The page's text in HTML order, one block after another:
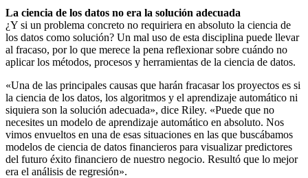
La ciencia de los datos no era la solución adecuada
¿Y si un problema concreto no requiriera en absoluto la ciencia de
los datos como solución? Un mal uso de esta disciplina puede llevar
al fracaso, por lo que merece la pena reflexionar sobre cuándo no
aplicar los métodos, procesos y herramientas de la ciencia de datos.
«Una de las principales causas que harán fracasar los proyectos es si
la ciencia de los datos, los algoritmos y el aprendizaje automático ni
siquiera son la solución adecuada», dice Riley. «Puede que no
necesites un modelo de aprendizaje automático en absoluto. Nos
vimos envueltos en una de esas situaciones en las que buscábamos
modelos de ciencia de datos financieros para visualizar predictores
del futuro éxito financiero de nuestro negocio. Resultó que lo mejor
era el análisis de regresión».